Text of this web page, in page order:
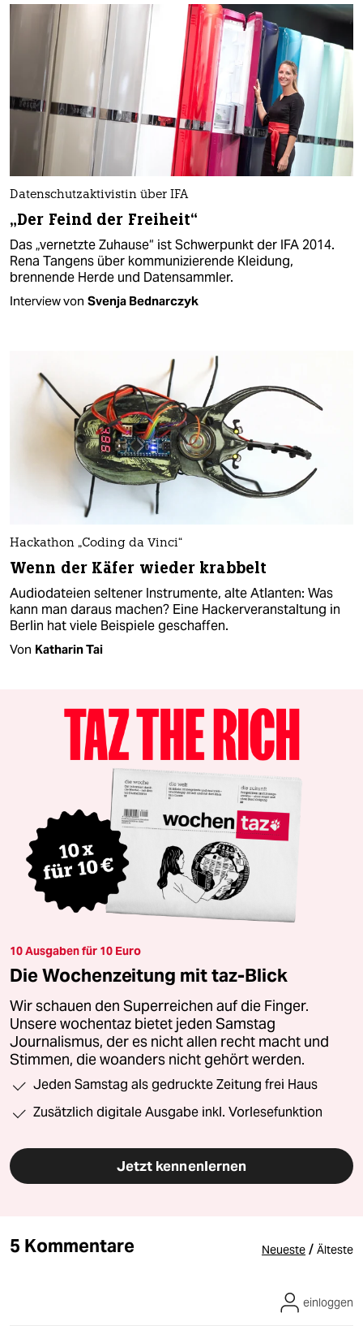
Datenschutzaktivistin über IFA
„Der Feind der Freiheit“
Das „vernetzte Zuhause“ ist Schwerpunkt der IFA 2014.
Rena Tangens über kommunizierende Kleidung,
brennende Herde und Datensammler.
Interview von Svenja Bednarczyk
Hackathon „Coding da Vinci“
Wenn der Käfer wieder krabbelt
Audiodateien seltener Instrumente, alte Atlanten: Was
kann man daraus machen? Eine Hackerveranstaltung in
Berlin hat viele Beispiele geschaffen.
Von Katharin Tai
10 Ausgaben für 10 Euro
Die Wochenzeitung mit taz-Blick
Wir schauen den Superreichen auf die Finger.
Unsere wochentaz bietet jeden Samstag
Journalismus, der es nicht allen recht macht und
Stimmen, die woanders nicht gehört werden.
Jeden Samstag als gedruckte Zeitung frei Haus
Zusätzlich digitale Ausgabe inkl. Vorlesefunktion
Jetzt kennenlernen
5 Kommentare Neueste / Älteste
einloggen